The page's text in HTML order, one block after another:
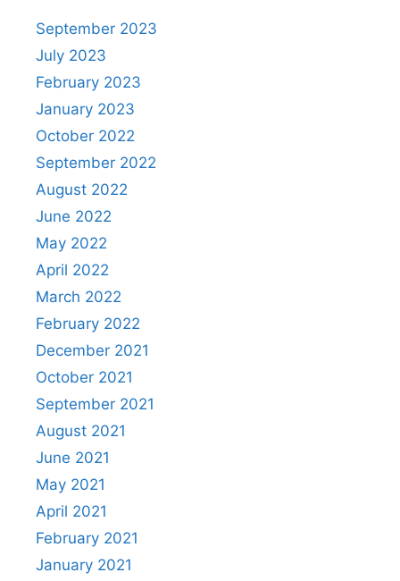
September 2023
July 2023
February 2023
January 2023
October 2022
September 2022
August 2022
June 2022
May 2022
April 2022
March 2022
February 2022
December 2021
October 2021
September 2021
August 2021
June 2021
May 2021
April 2021
February 2021
January 2021